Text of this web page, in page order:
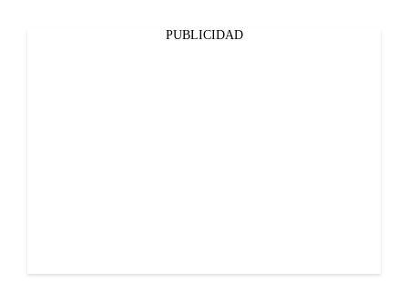
PUBLICIDAD